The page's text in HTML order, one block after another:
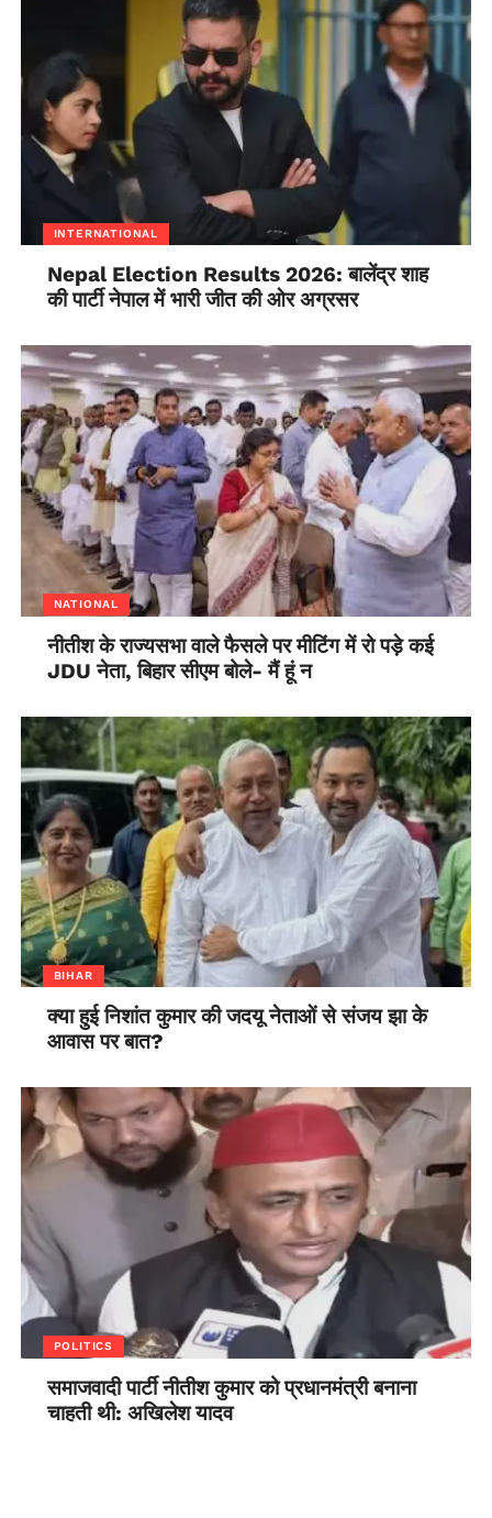
INTERNATIONAL
Nepal Election Results 2026: बालेंद्र शाह
की पार्टी नेपाल में भारी जीत की ओर अग्रसर
NATIONAL
नीतीश के राज्यसभा वाले फैसले पर मीटिंग में रो पड़े कई
JDU नेता, बिहार सीएम बोले- मैं हूं न
BIHAR
क्या हुई निशांत कुमार की जदयू नेताओं से संजय झा के
आवास पर बात?
POLITICS
समाजवादी पार्टी नीतीश कुमार को प्रधानमंत्री बनाना
चाहती थी: अखिलेश यादव